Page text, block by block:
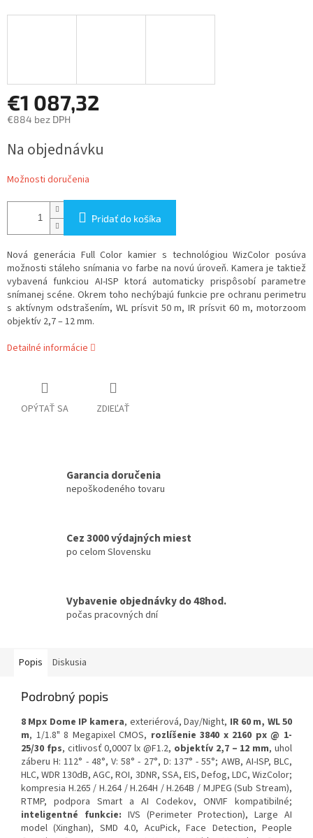
€1 087,32
€884 bez DPH
cena:
Na objednávku
Možnosti doručenia
Pridať do košíka
Nová generácia Full Color kamier s technológiou WizColor posúva
možnosti stáleho snímania vo farbe na novú úroveň. Kamera je taktiež
vybavená funkciou AI-ISP ktorá automaticky prispôsobí parametre
snímanej scéne. Okrem toho nechýbajú funkcie pre ochranu perimetru
s aktívnym odstrašením, WL prísvit 50 m, IR prísvit 60 m, motorzoom
objektív 2,7 – 12 mm.
Detailné informácie
OPÝTAŤ SA ZDIEĽAŤ
Garancia doručenia
nepoškodeného tovaru
Cez 3000 výdajných miest
po celom Slovensku
Vybavenie objednávky do 48hod.
počas pracovných dní
Popis Diskusia
Podrobný popis
8 Mpx Dome IP kamera, exteriérová, Day/Night, IR 60 m, WL 50
m, 1/1.8" 8 Megapixel CMOS, rozlíšenie 3840 x 2160 px @ 1-
25/30 fps, citlivosť 0,0007 lx @F1.2, objektív 2,7 – 12 mm, uhol
záberu H: 112° - 48°, V: 58° - 27°, D: 137° - 55°; AWB, AI-ISP, BLC,
HLC, WDR 130dB, AGC, ROI, 3DNR, SSA, EIS, Defog, LDC, WizColor;
kompresia H.265 / H.264 / H.264H / H.264B / MJPEG (Sub Stream),
RTMP, podpora Smart a AI Codekov, ONVIF kompatibilné;
inteligentné funkcie: IVS (Perimeter Protection), Large AI
model (Xinghan), SMD 4.0, AcuPick, Face Detection, People